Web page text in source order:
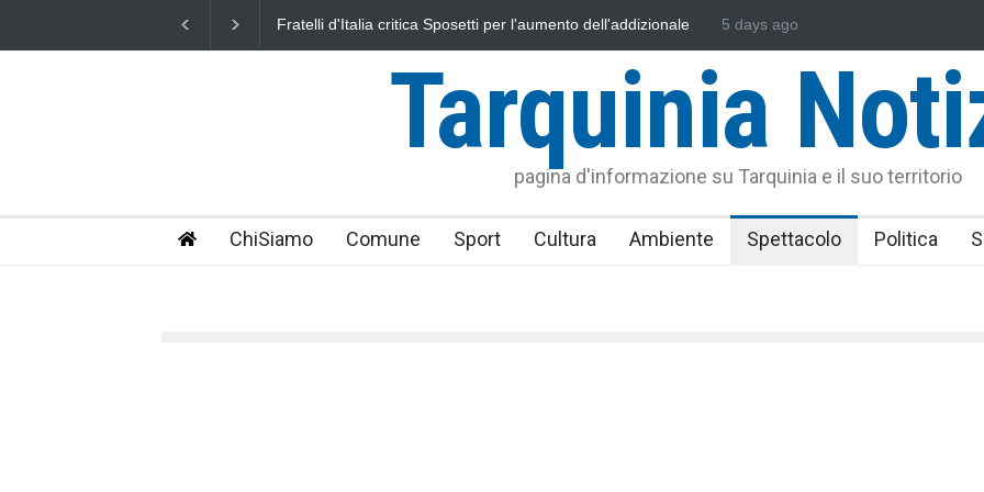
L'Università della Tuscia e l'Assonautica Provinciale di Viterbo
Vincenzo Ferri, un Eroe tarquiniese
5 days ago
Tarquinia
pagina d'informazione su Tarquinia e il suo territorio
ChiSiamo Comune Sport Cultura Ambiente Spettacolo Politica